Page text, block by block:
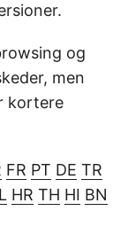
og
men
kortere
FR PT DE TR
HR TH HI BN